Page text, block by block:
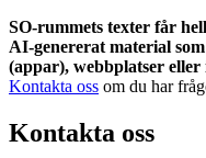
SO-rummets texter får
AI-genererat material
(appar), webbplatser
Kontakta oss om du har
Kontakta oss